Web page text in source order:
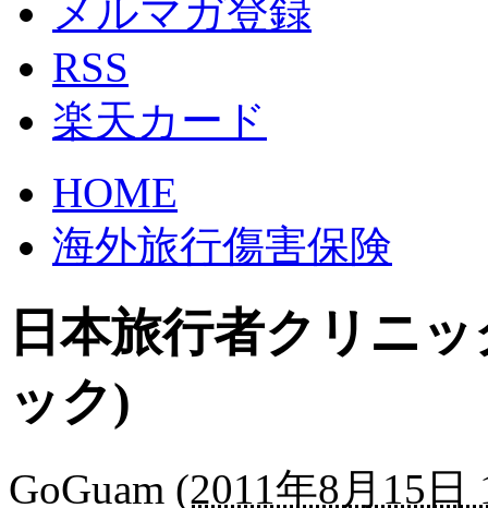
メルマガ登録
RSS
楽天カード
HOME
海外旅行傷害保険
日本旅行者クリニ
ック)
GoGuam (2011年8月15日